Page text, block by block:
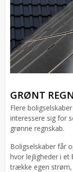
GRØNT
Flere
interessere sig for
grønne regnskab.
Boligselskaber får
hvor lejligheder i et
trække egen strøm,